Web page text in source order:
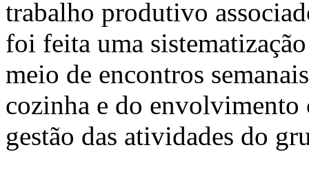
trabalho produtivo
foi feita uma
meio de encontros
cozinha e do envolvimento
gestão das atividades do